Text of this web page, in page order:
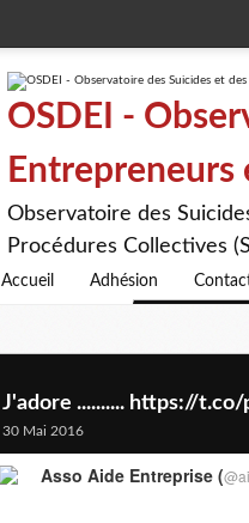
OSDEI -
Observatoire des
Procédures Collectives
Accueil Adhésion
J'adore .......... https://
30 Mai 2016
Asso Aide Entreprise (